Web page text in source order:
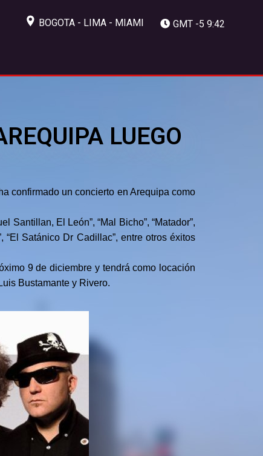
BOGOTA - LIMA - MIAMI GMT -5 9:42
LUEGO
confirmado un concierto en Arequipa como
El León”, “Mal Bicho”, “Matador”,
“El Satánico Dr Cadillac”, entre otros éxitos
9 de diciembre y tendrá como locación
Bustamante y Rivero.